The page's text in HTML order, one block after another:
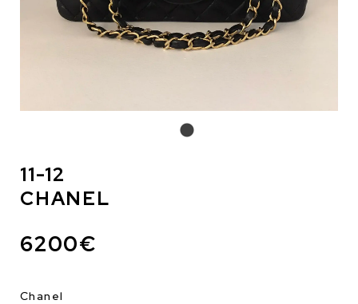
11-12
CHANEL
6200€
Chanel